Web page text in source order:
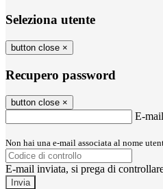
Seleziona utente
button close ×
Recupero password
button close ×
E-mail
Non hai una e-mail associata al nome
E-mail inviata, si prega di